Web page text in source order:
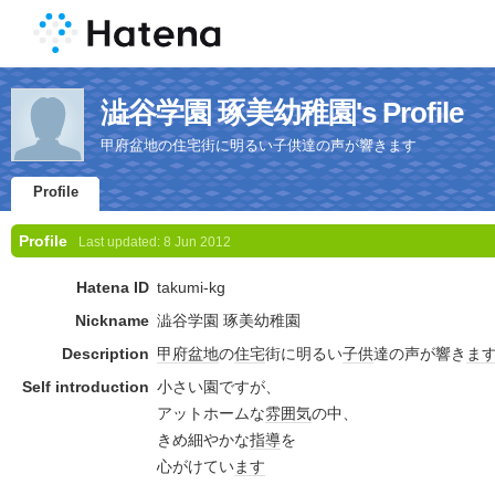
澁谷学園 琢美幼稚園's Profile
甲府盆地の住宅街に明るい子供達の声が響きます
Profile
Profile Last updated: 8 Jun 2012
Hatena ID takumi-kg
Nickname 澁谷学園 琢美幼稚園
Description 甲府盆地の住宅街に明るい子供達の声が響き ま
Self introduction 小さい園ですが、
アットホームな雰囲気の中、
きめ細やかな指導を
心がけています